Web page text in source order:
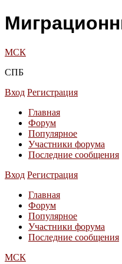
МСК
СПБ
Вход Регистрация
Главная
Форум
Популярное
Участники форума
Последние сообщения
Вход Регистрация
Главная
Форум
Популярное
Участники форума
Последние сообщения
МСК